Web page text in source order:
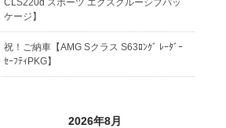
CLS220d スポーツ エクスクルーシブパッ
ケージ】
祝！ご納車【AMG Sクラス S63ﾛﾝｸﾞ ﾚｰﾀﾞｰ
ｾｰﾌﾃｨPKG】
2026年8月